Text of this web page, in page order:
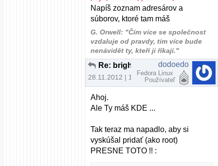
Napíš zoznam adresárov a
súborov, ktoré tam máš
G. Orwell: "Čím více se společnost
vzdaluje od pravdy, tím více bude
nenávidět ty, kteří ji říkají."
28.11.2012 | 13:07
dodoedo
Fedora Linux
Používateľ
Ahoj.
Ale Ty máš KDE ...
Tak teraz ma napadlo, aby si
vyskúšal pridať (ako root)
PRESNE TOTO !! :